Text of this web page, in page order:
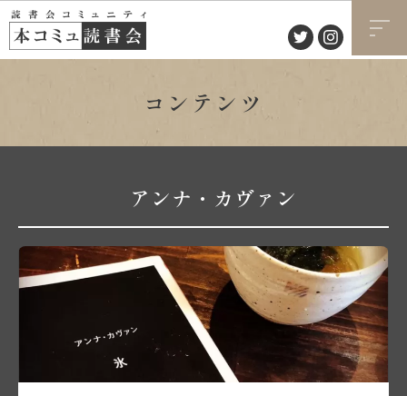
コンテンツ
アンナ・カヴァン